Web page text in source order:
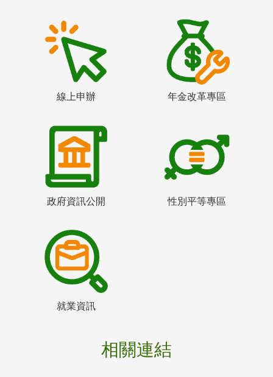
線上申辦 年金改革專區
政府資訊公開 性別平等專區
就業資訊
相關連結